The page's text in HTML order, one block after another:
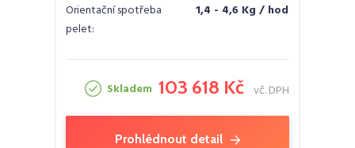
Orientační spotřeba
pelet:
1,4 - 4,6 Kg / hod
Skladem 103 618 Kč vč. DPH
Prohlédnout detail